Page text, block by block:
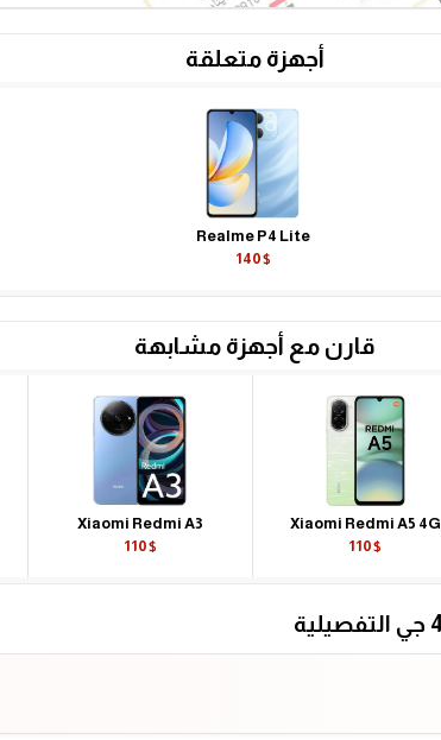
أجهزة متعلقة
Realme P4 Lite
140$
قارن مع أجهزة مشابهة
Xiaomi Redmi A5 4G
110$
Xiaomi Redmi A3
110$